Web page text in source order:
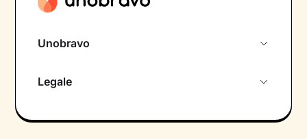
Unobravo
Psicologo in chat
Legale